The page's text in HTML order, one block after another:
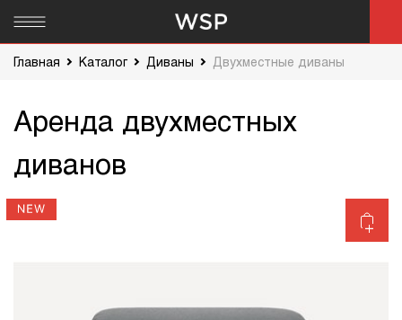
Главная Каталог Диваны Двухместные диваны
Аренда двухместных
диванов